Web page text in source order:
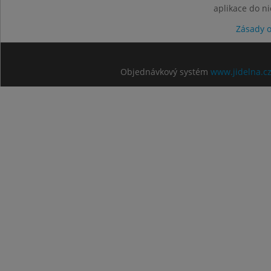
aplikace do
Zásady
Objednávkový systém www.jidelna.cz